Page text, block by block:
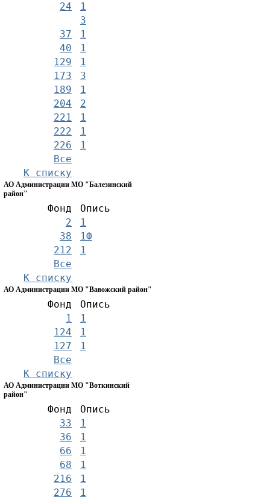
24
1
3
37
1
40
129
1
173
1
189
3
204
1
2
221
1
222
1
226
1
Все
К списку
АО Администрации МО "Балезинский
район"
Фонд
Опись
2
1
38
1Ф
212
1
Все
К списку
АО Администрации МО "Вавожский район"
Фонд
Опись
1
1
124
1
127
1
Все
К списку
АО Администрации МО "Воткинский
район"
Фонд
Опись
33
1
36
1
66
1
68
1
216
1
276
1